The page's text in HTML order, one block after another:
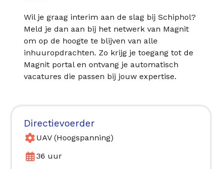
Wil je graag interim aan de slag bij Schiphol?
Meld je dan aan bij het netwerk van Magnit
om op de hoogte te blijven van alle
inhuuropdrachten. Zo krijg je toegang tot de
Magnit portal en ontvang je automatisch
vacatures die passen bij jouw expertise.
Directievoerder
UAV (Hoogspanning)
36 uur